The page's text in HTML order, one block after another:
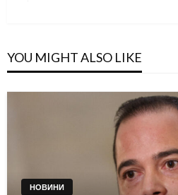
YOU MIGHT ALSO LIKE
НОВИНИ